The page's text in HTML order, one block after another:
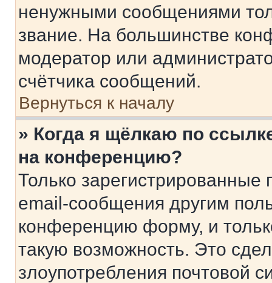
ненужными сообщениями
звание. На большинстве
модератор или
счётчика сообщений.
Вернуться к началу
» Когда я щёлкаю по
на конференцию?
Только зарегистрированные
email-сообщения другим
конференцию форму, и
такую возможность. Это
злоупотребления почтовой